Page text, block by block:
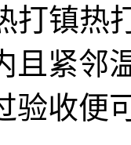
打镇热
且紧邻
验收便